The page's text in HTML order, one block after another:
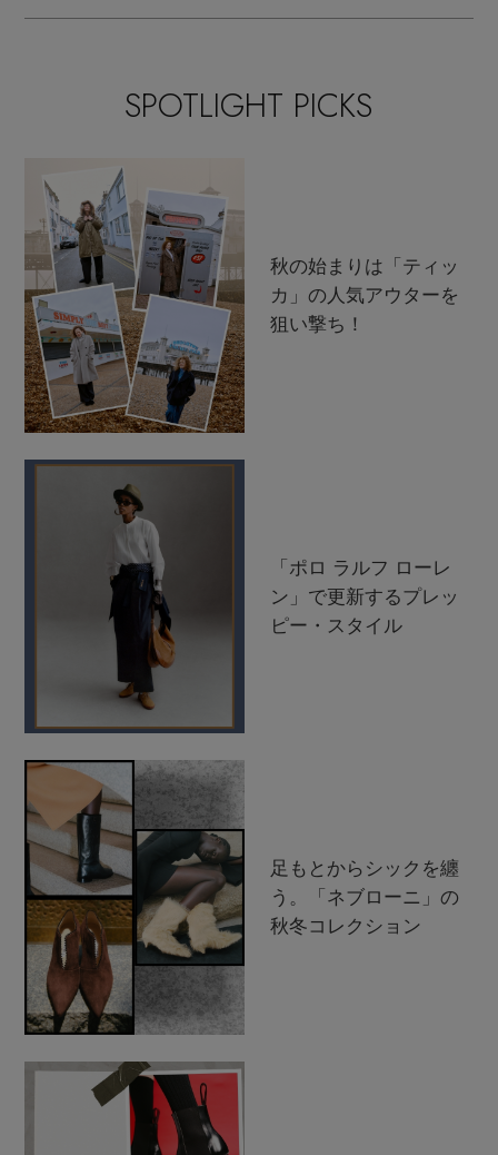
SPOTLIGHT PICKS
秋の始まりは「ティッ
カ」の人気アウターを
狙い撃ち！
「ポロ ラルフ ローレ
ン」で更新するプレッ
ピー・スタイル
足もとからシックを纏
う。「ネブローニ」の
秋冬コレクション